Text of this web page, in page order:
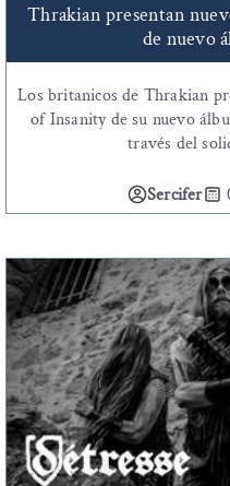
Thrakian presentan
de nuevo
Los britanicos de Thrakian
of Insanity de su nuevo
través del
Sercifer